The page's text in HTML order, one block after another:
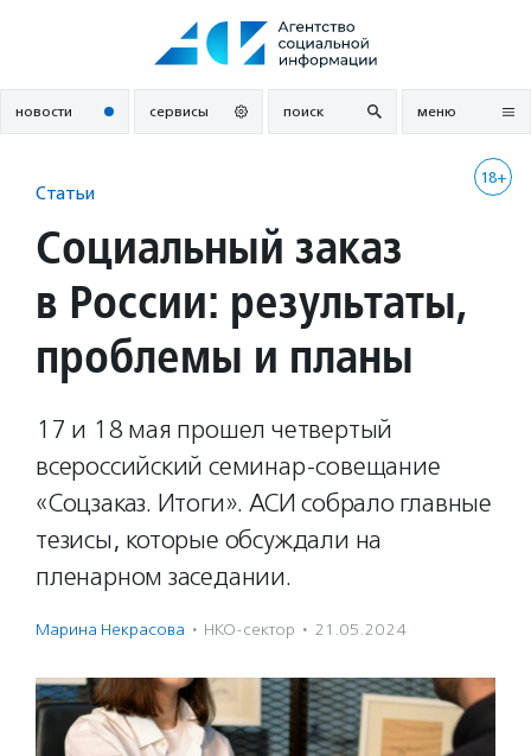
новости сервисы поиск меню
18+
Статьи
Социальный заказ
в России: результаты,
проблемы и планы
17 и 18 мая прошел четвертый
всероссийский семинар-совещание
«Соцзаказ. Итоги». АСИ собрало главные
тезисы, которые обсуждали на
пленарном заседании.
Марина Некрасова · НКО-сектор · 21.05.2024